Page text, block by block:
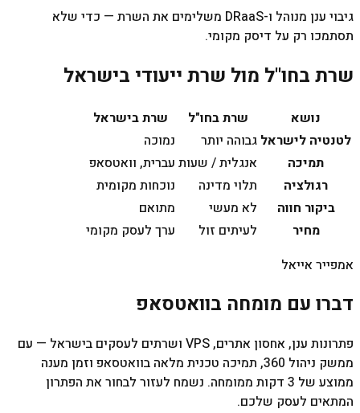
גיבוי ענן מנוהל ו-DRaaS משלימים את השרת — כדי שלא
תסתמכו רק על דיסק מקומי.
שרת בחו"ל מול שרת ייעודי בישראל
נושא שרת בחו"ל
שרת בישראל
לטנטיה לישראל גבוהה יותר
נמוכה
תמיכה
אנגלית / שעות עברית, וואטסאפ
רגולציה
תלוי מדינה
נוכחות מקומית
ביקור חווה
לא מעשי
מתואם
מחיר
לעיתים זול
ערך לעסק מקומי
אמפייר אייאל
דברו עם מומחה בוואטסאפ
פתרונות ענן, אחסון אתרים, VPS ושרתים לעסקים בישראל — עם
ממשק ניהול 360, תמיכה טכנית מלאה בוואטסאפ וזמן מענה
ממוצע של 3 דקות ממומחה. נשמח לעזור לבחור את הפתרון
המתאים לעסק שלכם.